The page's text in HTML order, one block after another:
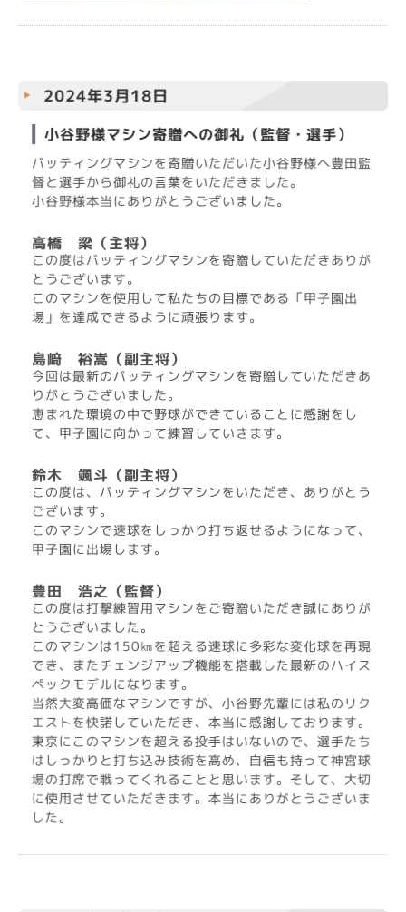
2024年3月18日
小谷野様マシン寄贈への御礼（監督・選手）
バッティングマシンを寄贈いただいた小谷野様へ豊田監
督と選手から御礼の言葉をいただきました。
小谷野様本当にありがとうございました。
高橋 梁（主将）
この度はバッティングマシンを寄贈していただきありが
とうございます。
このマシンを使用して私たちの目標である「甲子園出
場」を達成できるように頑張ります。
島﨑 裕嵩（副主将）
今回は最新のバッティングマシンを寄贈していただきあ
りがとうございました。
恵まれた環境の中で野球ができていることに感謝をし
て、甲子園に向かって練習していきます。
鈴木 颯斗（副主将）
この度は、バッティングマシンをいただき、ありがとう
ございます。
このマシンで速球をしっかり打ち返せるようになって、
甲子園に出場します。
豊田 浩之（監督）
この度は打撃練習用マシンをご寄贈いただき誠にありが
とうございました。
このマシンは150㎞を超える速球に多彩な変化球を再現
でき、またチェンジアップ機能を搭載した最新のハイス
ペックモデルになります。
当然大変高価なマシンですが、小谷野先輩には私のリク
エストを快諾していただき、本当に感謝しております。
東京にこのマシンを超える投手はいないので、選手たち
はしっかりと打ち込み技術を高め、自信も持って神宮球
場の打席で戦ってくれることと思います。そして、大切
に使用させていただきます。本当にありがとうございま
した。